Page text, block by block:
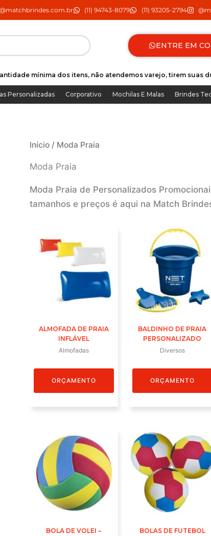
(11) 94743-8079 (11) 93205-2794
ENTRE EM
mínima dos itens, não atendemos varejo, tirem suas
Personalizadas Corporativo Mochilas E Malas Brindes
Início / Moda Praia
Moda Praia
Moda Praia de Personalizados
tamanhos e preços é aqui na Match
ALMOFADA DE PRAIA
INFLÁVEL
Almofadas
ORÇAMENTO
BALDINHO DE PRAIA
PERSONALIZADO
Diversos
ORÇAMENTO
BOLA DE VOLEI –
BOLAS DE FUTEBOL